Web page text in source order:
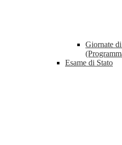
Giornate
Esame di Stato